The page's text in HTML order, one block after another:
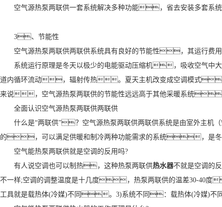
空气源热泵两联供一套系统解决多种功能，省去安装多套
3、节能性
空气源热泵两联供两联供系统具有良好的节能性，其运行费
系统运行原理是冬天以极少的电能驱动压缩机，吸收空气
道内循环流动，辐射传热。夏天主机改变成空调模式
来说，空气源热泵两联供的节能性远远高于其他采暖系统
全面认识空气源热泵两联供两联供
什么是“两联供”？空气源热泵两联供两联供系统是由室外
的，可以满足供暖和制冷两种功能需求的系统，是冬
空气能热泵两联供就是空调的反用吗?
有人说空调也可以制热，这种热泵两联供热水器不就是空调的
不一样;空调的调整温度是十几度，热泵两联供的温差30-40
工具就是载热体(冷媒)不同。3)系统不同：载热体(冷媒)